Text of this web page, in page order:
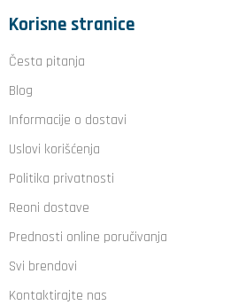
Korisne stranice
Česta pitanja
Blog
Informacije o dostavi
Uslovi korišćenja
Politika privatnosti
Reoni dostave
Prednosti online poručivanja
Svi brendovi
Kontaktirajte nas